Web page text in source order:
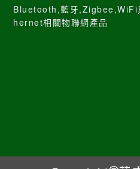
Bluetooth,藍牙,Zigbee,WiFi
hernet相關物聯網產品